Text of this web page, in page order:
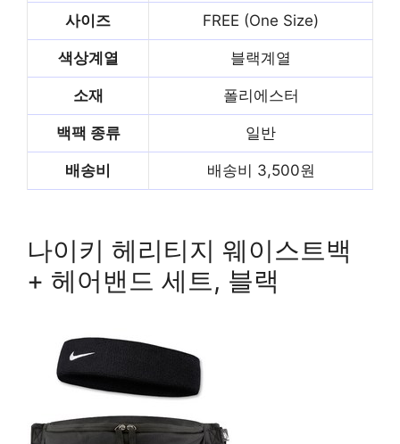
사이즈 FREE (One Size)
색상계열 블랙계열
소재 폴리에스터
백팩 종류 일반
배송비 배송비 3,500원
나이키 헤리티지 웨이스트백
+ 헤어밴드 세트, 블랙